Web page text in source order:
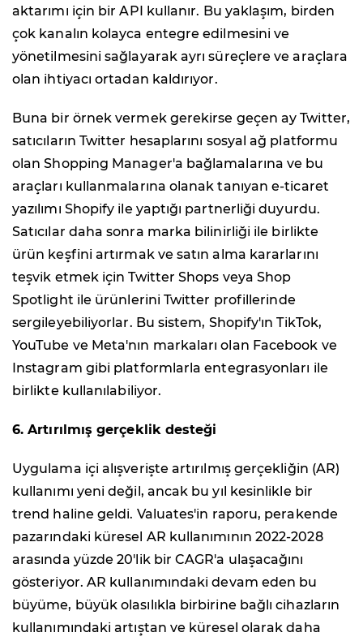
aktarımı için bir API kullanır. Bu yaklaşım, birden
çok kanalın kolayca entegre edilmesini ve
yönetilmesini sağlayarak ayrı süreçlere ve araçlara
olan ihtiyacı ortadan kaldırıyor.
Buna bir örnek vermek gerekirse geçen ay Twitter,
satıcıların Twitter hesaplarını sosyal ağ platformu
olan Shopping Manager'a bağlamalarına ve bu
araçları kullanmalarına olanak tanıyan e-ticaret
yazılımı Shopify ile yaptığı partnerliği duyurdu.
Satıcılar daha sonra marka bilinirliği ile birlikte
ürün keşfini artırmak ve satın alma kararlarını
teşvik etmek için Twitter Shops veya Shop
Spotlight ile ürünlerini Twitter profillerinde
sergileyebiliyorlar. Bu sistem, Shopify'ın TikTok,
YouTube ve Meta'nın markaları olan Facebook ve
Instagram gibi platformlarla entegrasyonları ile
birlikte kullanılabiliyor.
6. Artırılmış gerçeklik desteği
Uygulama içi alışverişte artırılmış gerçekliğin (AR)
kullanımı yeni değil, ancak bu yıl kesinlikle bir
trend haline geldi. Valuates'in raporu, perakende
pazarındaki küresel AR kullanımının 2022-2028
arasında yüzde 20'lik bir CAGR'a ulaşacağını
gösteriyor. AR kullanımındaki devam eden bu
büyüme, büyük olasılıkla birbirine bağlı cihazların
kullanımındaki artıştan ve küresel olarak daha